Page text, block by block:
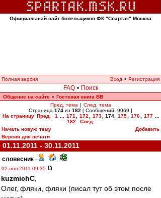
Официальный сайт болельщиков ФК "Спартак" Москва
Полная версия Вход • Регистрация
FAQ • Поиск
Общение на сайте » Гостевая книга ВВ
Пред. тема | След. тема
Страница 174 из 182 [ Сообщений: 9069 ]
На страницу Пред. 1 171 172 173 174, 175 176 177
182
След.
Начать новую тему
Добавить
Версия для печати
01.11.2011 - 30.11.2011
словесник -
02 ноя 2011 09:35
kuzmichC
Олег, фляки, фляки (писал тут об этом после